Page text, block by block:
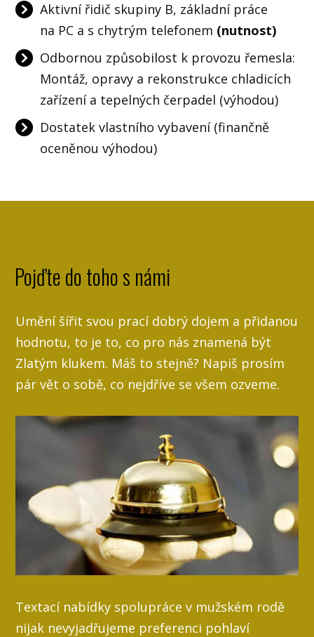
Aktivní řidič skupiny B, základní práce
na PC a s chytrým telefonem (nutnost)
Odbornou způsobilost k provozu řemesla:
Montáž, opravy a rekonstrukce chladicích
zařízení a tepelných čerpadel (výhodou)
Dostatek vlastního vybavení (finančně
oceněnou výhodou)
Pojďte do toho s námi
Umění šířit svou prací dobrý dojem a přidanou
hodnotu, to je to, co pro nás znamená být
Zlatým klukem. Máš to stejně? Napiš prosím
pár vět o sobě, co nejdříve se všem ozveme.
Textací nabídky spolupráce v mužském rodě
nijak nevyjadřujeme preferenci pohlaví